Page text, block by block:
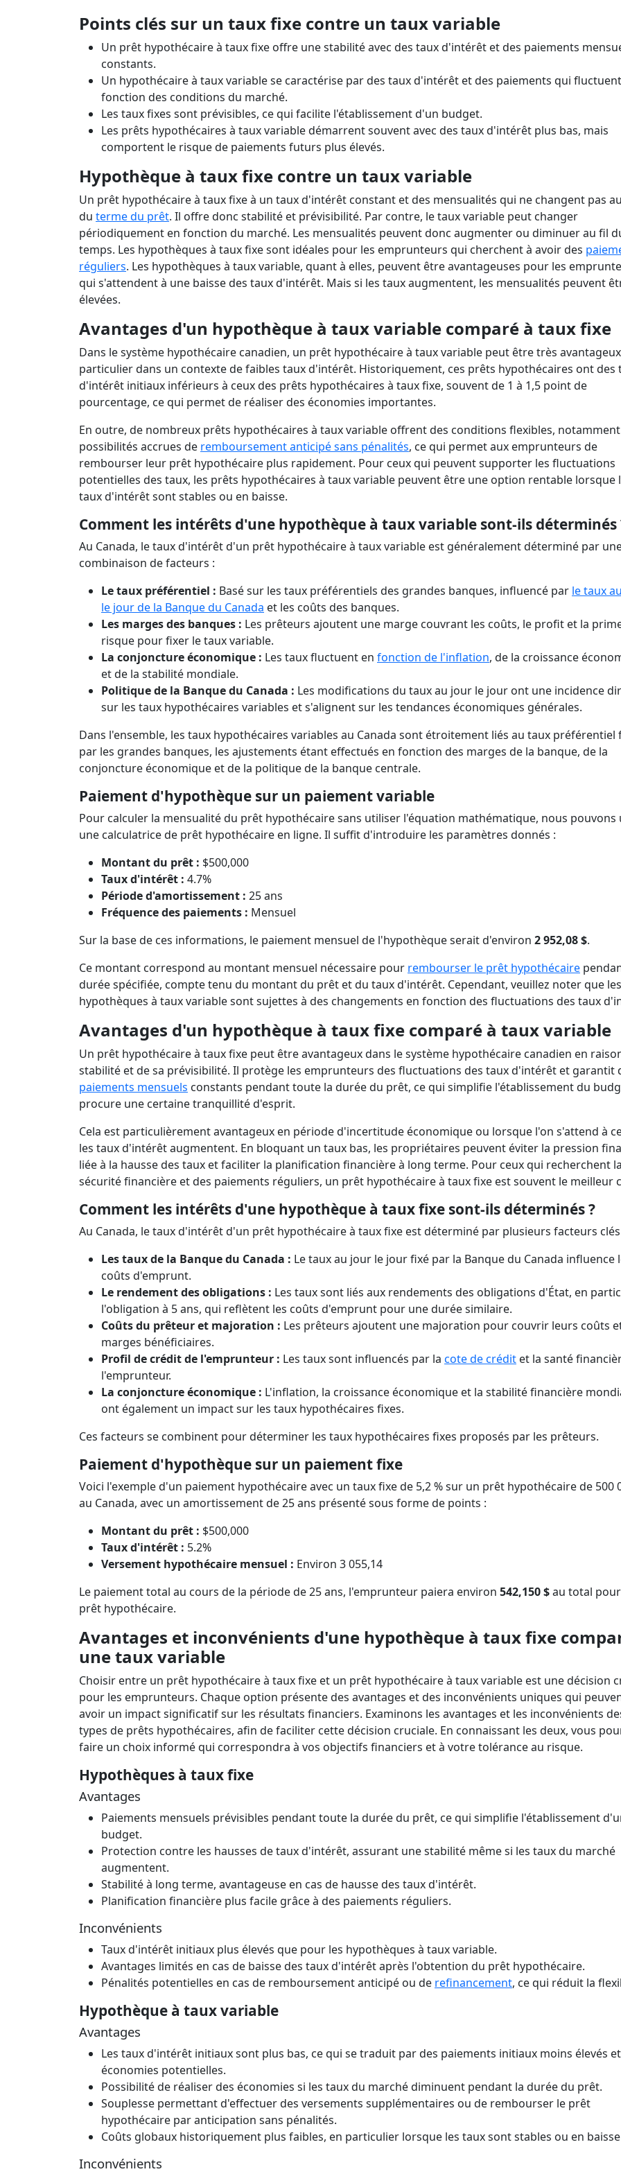
Signification d'une libération
côté ?
voiture?
occasion
Points clés sur un taux fixe contre un taux variable
Un prêt hypothécaire à taux fixe offre une stabilité avec des taux d'intérêt et des paiements
constants.
Un hypothécaire à taux variable se caractérise par des taux d'intérêt et des paiements qui
fonction des conditions du marché.
Les taux fixes sont prévisibles, ce qui facilite l'établissement d'un budget.
Les prêts hypothécaires à taux variable démarrent souvent avec des taux d'intérêt plus bas, mais
comportent le risque de paiements futurs plus élevés.
Hypothèque à taux fixe contre un taux variable
Un prêt hypothécaire à taux fixe à un taux d'intérêt constant et des mensualités qui ne changent pas
du terme du prêt. Il offre donc stabilité et prévisibilité. Par contre, le taux variable peut changer
périodiquement en fonction du marché. Les mensualités peuvent donc augmenter ou diminuer au fil
temps. Les hypothèques à taux fixe sont idéales pour les emprunteurs qui cherchent à avoir des
réguliers. Les hypothèques à taux variable, quant à elles, peuvent être avantageuses pour les
qui s'attendent à une baisse des taux d'intérêt. Mais si les taux augmentent, les mensualités peuvent
élevées.
Avantages d'un hypothèque à taux variable comparé à taux fixe
Dans le système hypothécaire canadien, un prêt hypothécaire à taux variable peut être très
particulier dans un contexte de faibles taux d'intérêt. Historiquement, ces prêts hypothécaires ont des
d'intérêt initiaux inférieurs à ceux des prêts hypothécaires à taux fixe, souvent de 1 à 1,5 point de
pourcentage, ce qui permet de réaliser des économies importantes.
En outre, de nombreux prêts hypothécaires à taux variable offrent des conditions flexibles,
possibilités accrues de remboursement anticipé sans pénalités, ce qui permet aux emprunteurs de
rembourser leur prêt hypothécaire plus rapidement. Pour ceux qui peuvent supporter les fluctuations
potentielles des taux, les prêts hypothécaires à taux variable peuvent être une option rentable lorsque
taux d'intérêt sont stables ou en baisse.
Comment les intérêts d'une hypothèque à taux variable sont-ils déterminés
Au Canada, le taux d'intérêt d'un prêt hypothécaire à taux variable est généralement déterminé par
combinaison de facteurs :
Le taux préférentiel : Basé sur les taux préférentiels des grandes banques, influencé par le taux
le jour de la Banque du Canada et les coûts des banques.
Les marges des banques : Les prêteurs ajoutent une marge couvrant les coûts, le profit et la
risque pour fixer le taux variable.
La conjoncture économique : Les taux fluctuent en fonction de l'inflation, de la croissance
et de la stabilité mondiale.
Politique de la Banque du Canada : Les modifications du taux au jour le jour ont une incidence
sur les taux hypothécaires variables et s'alignent sur les tendances économiques générales.
Dans l'ensemble, les taux hypothécaires variables au Canada sont étroitement liés au taux préférentiel
par les grandes banques, les ajustements étant effectués en fonction des marges de la banque, de la
conjoncture économique et de la politique de la banque centrale.
Paiement d'hypothèque sur un paiement variable
Pour calculer la mensualité du prêt hypothécaire sans utiliser l'équation mathématique, nous pouvons
une calculatrice de prêt hypothécaire en ligne. Il suffit d'introduire les paramètres donnés :
Montant du prêt : $500,000
Taux d'intérêt : 4.7%
Période d'amortissement : 25 ans
Fréquence des paiements : Mensuel
Sur la base de ces informations, le paiement mensuel de l'hypothèque serait d'environ 2 952,08 $.
Ce montant correspond au montant mensuel nécessaire pour rembourser le prêt hypothécaire
durée spécifiée, compte tenu du montant du prêt et du taux d'intérêt. Cependant, veuillez noter que les
hypothèques à taux variable sont sujettes à des changements en fonction des fluctuations des taux
Avantages d'un hypothèque à taux fixe comparé à taux variable
Un prêt hypothécaire à taux fixe peut être avantageux dans le système hypothécaire canadien en
stabilité et de sa prévisibilité. Il protège les emprunteurs des fluctuations des taux d'intérêt et garantit
paiements mensuels constants pendant toute la durée du prêt, ce qui simplifie l'établissement du
procure une certaine tranquillité d'esprit.
Cela est particulièrement avantageux en période d'incertitude économique ou lorsque l'on s'attend à
les taux d'intérêt augmentent. En bloquant un taux bas, les propriétaires peuvent éviter la pression
liée à la hausse des taux et faciliter la planification financière à long terme. Pour ceux qui recherchent la
sécurité financière et des paiements réguliers, un prêt hypothécaire à taux fixe est souvent le meilleur
Comment les intérêts d'une hypothèque à taux fixe sont-ils déterminés ?
Au Canada, le taux d'intérêt d'un prêt hypothécaire à taux fixe est déterminé par plusieurs facteurs
Les taux de la Banque du Canada : Le taux au jour le jour fixé par la Banque du Canada influence
coûts d'emprunt.
Le rendement des obligations : Les taux sont liés aux rendements des obligations d'État, en
l'obligation à 5 ans, qui reflètent les coûts d'emprunt pour une durée similaire.
Coûts du prêteur et majoration : Les prêteurs ajoutent une majoration pour couvrir leurs coûts
marges bénéficiaires.
Profil de crédit de l'emprunteur : Les taux sont influencés par la cote de crédit et la santé
l'emprunteur.
La conjoncture économique : L'inflation, la croissance économique et la stabilité financière
ont également un impact sur les taux hypothécaires fixes.
Ces facteurs se combinent pour déterminer les taux hypothécaires fixes proposés par les prêteurs.
Paiement d'hypothèque sur un paiement fixe
Voici l'exemple d'un paiement hypothécaire avec un taux fixe de 5,2 % sur un prêt hypothécaire de 500
au Canada, avec un amortissement de 25 ans présenté sous forme de points :
Montant du prêt : $500,000
Taux d'intérêt : 5.2%
Versement hypothécaire mensuel : Environ 3 055,14
Le paiement total au cours de la période de 25 ans, l'emprunteur paiera environ 542,150 $au total
prêt hypothécaire.
Avantages et inconvénients d'une hypothèque à taux fixe
une taux variable
Choisir entre un prêt hypothécaire à taux fixe et un prêt hypothécaire à taux variable est une décision
pour les emprunteurs. Chaque option présente des avantages et des inconvénients uniques qui
avoir un impact significatif sur les résultats financiers. Examinons les avantages et les inconvénients
types de prêts hypothécaires, afin de faciliter cette décision cruciale. En connaissant les deux, vous
faire un choix informé qui correspondra à vos objectifs financiers et à votre tolérance au risque.
Hypothèques à taux fixe
Avantages
Paiements mensuels prévisibles pendant toute la durée du prêt, ce qui simplifie l'établissement
budget.
Protection contre les hausses de taux d'intérêt, assurant une stabilité même si les taux du marché
augmentent.
Stabilité à long terme, avantageuse en cas de hausse des taux d'intérêt.
Planification financière plus facile grâce à des paiements réguliers.
Inconvénients
Taux d'intérêt initiaux plus élevés que pour les hypothèques à taux variable.
Avantages limités en cas de baisse des taux d'intérêt après l'obtention du prêt hypothécaire.
Pénalités potentielles en cas de remboursement anticipé ou de refinancement, ce qui réduit la
Hypothèque à taux variable
Avantages
Les taux d'intérêt initiaux sont plus bas, ce qui se traduit par des paiements initiaux moins élevés
économies potentielles.
Possibilité de réaliser des économies si les taux du marché diminuent pendant la durée du prêt.
Souplesse permettant d'effectuer des versements supplémentaires ou de rembourser le prêt
hypothécaire par anticipation sans pénalités.
Coûts globaux historiquement plus faibles, en particulier lorsque les taux sont stables ou en
Inconvénients